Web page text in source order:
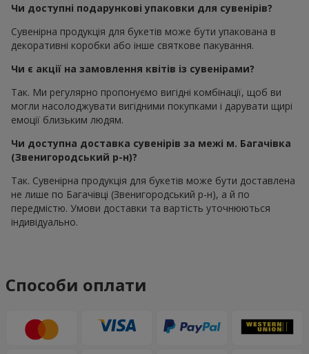
Чи доступні подарункові упаковки для сувенірів?
Сувенірна продукція для букетів може бути упакована в
декоративні коробки або інше святкове пакування.
Чи є акції на замовлення квітів із сувенірами?
Так. Ми регулярно пропонуємо вигідні комбінації, щоб ви
могли насолоджувати вигідними покупками і дарувати щирі
емоції близьким людям.
Чи доступна доставка сувенірів за межі м. Багачівка
(Звенигородський р-н)?
Так. Сувенірна продукція для букетів може бути доставлена
не лише по Багачівці (Звенигородський р-н), а й по
передмістю. Умови доставки та вартість уточнюються
індивідуально.
Способи оплати